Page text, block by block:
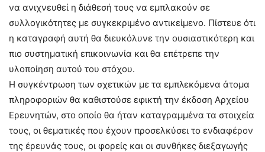
να ανιχνευθεί η διάθεσή τους να εμπλακούν σε
συλλογικότητες με συγκεκριμένο αντικείμενο. Πίστευε ότι
η καταγραφή αυτή θα διευκόλυνε την ουσιαστικότερη και
πιο συστηματική επικοινωνία και θα επέτρεπε την
υλοποίηση αυτού του στόχου.
Η συγκέντρωση των σχετικών με τα εμπλεκόμενα άτομα
πληροφοριών θα καθιστούσε εφικτή την έκδοση Αρχείου
Ερευνητών, στο οποίο θα ήταν καταγραμμένα τα στοιχεία
τους, οι θεματικές που έχουν προσελκύσει το ενδιαφέρον
της έρευνάς τους, οι φορείς και οι συνθήκες διεξαγωγής